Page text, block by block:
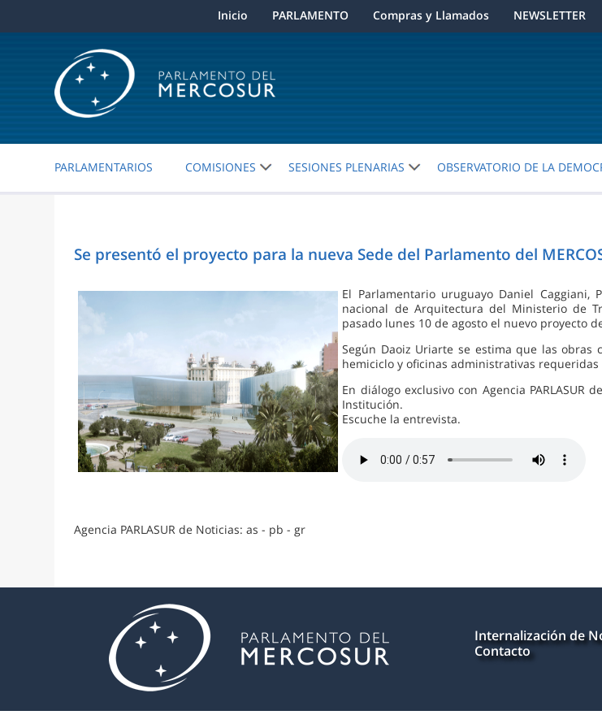
Inicio PARLAMENTO Compras y Llamados NEWSLETTER
PARLAMENTARIOS COMISIONES SESIONES PLENARIAS OBSERVATORIO DE LA
Se presentó el proyecto para la nueva Sede del Parlamento del
El Parlamentario uruguayo Daniel
nacional de Arquitectura del Ministerio de
pasado lunes 10 de agosto el nuevo proyecto
Según Daoiz Uriarte se estima que las obras
hemiciclo y oficinas administrativas
En diálogo exclusivo con Agencia
Institución.
Escuche la entrevista.
Agencia PARLASUR de Noticias: as - pb - gr
Internalización de
Contacto